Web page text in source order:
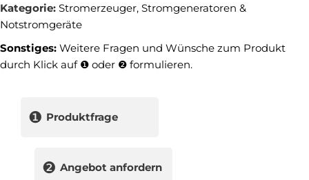
Kategorie: Stromerzeuger, Stromgeneratoren &
Notstromgeräte
Sonstiges: Weitere Fragen und Wünsche zum Produkt
durch Klick auf ❶ oder ❷ formulieren.
❶ Produktfrage
❷ Angebot anfordern